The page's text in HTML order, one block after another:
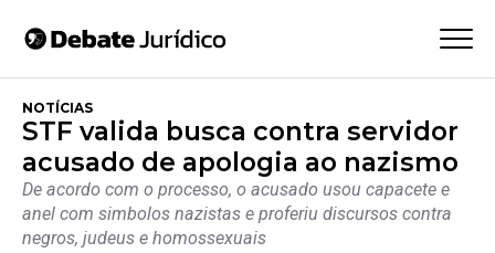
NOTÍCIAS
STF valida busca contra servidor
acusado de apologia ao nazismo
De acordo com o processo, o acusado usou capacete e
anel com simbolos nazistas e proferiu discursos contra
negros, judeus e homossexuais